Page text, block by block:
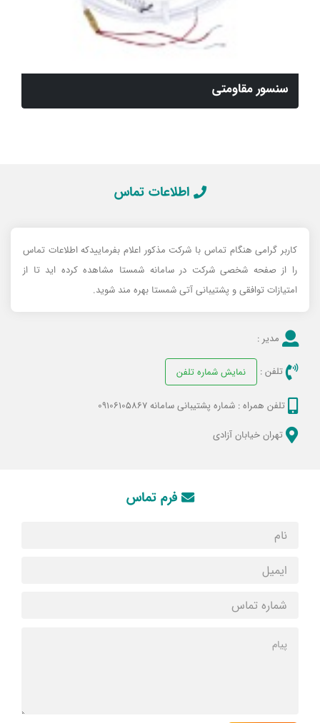
سنسور مقاومتی
اطلاعات تماس
کاربر گرامی هنگام تماس با شرکت مذکور اعلام بفرماییدکه اطلاعات تماس
را از صفحه شخصی شرکت در سامانه شمستا مشاهده کرده اید تا از
امتیازات توافقی و پشتیبانی آتی شمستا بهره مند شوید.
مدیر :
تلفن : نمایش شماره تلفن
تلفن همراه : شماره پشتیبانی سامانه 09106105867
تهران خیابان آزادی
فرم تماس